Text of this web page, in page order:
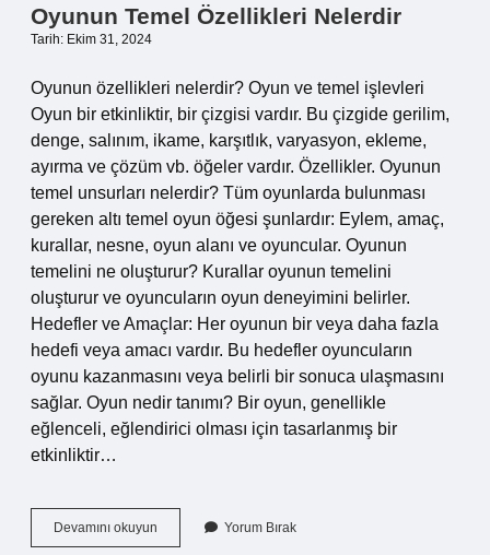
Oyunun Temel Özellikleri Nelerdir
Tarih: Ekim 31, 2024
Oyunun özellikleri nelerdir? Oyun ve temel işlevleri
Oyun bir etkinliktir, bir çizgisi vardır. Bu çizgide gerilim,
denge, salınım, ikame, karşıtlık, varyasyon, ekleme,
ayırma ve çözüm vb. öğeler vardır. Özellikler. Oyunun
temel unsurları nelerdir? Tüm oyunlarda bulunması
gereken altı temel oyun öğesi şunlardır: Eylem, amaç,
kurallar, nesne, oyun alanı ve oyuncular. Oyunun
temelini ne oluşturur? Kurallar oyunun temelini
oluşturur ve oyuncuların oyun deneyimini belirler.
Hedefler ve Amaçlar: Her oyunun bir veya daha fazla
hedefi veya amacı vardır. Bu hedefler oyuncuların
oyunu kazanmasını veya belirli bir sonuca ulaşmasını
sağlar. Oyun nedir tanımı? Bir oyun, genellikle
eğlenceli, eğlendirici olması için tasarlanmış bir
etkinliktir…
Devamını okuyun
Temel
Yorum Bırak